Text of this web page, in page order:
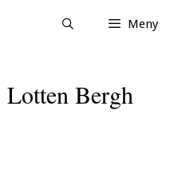
Meny
Lotten Bergh